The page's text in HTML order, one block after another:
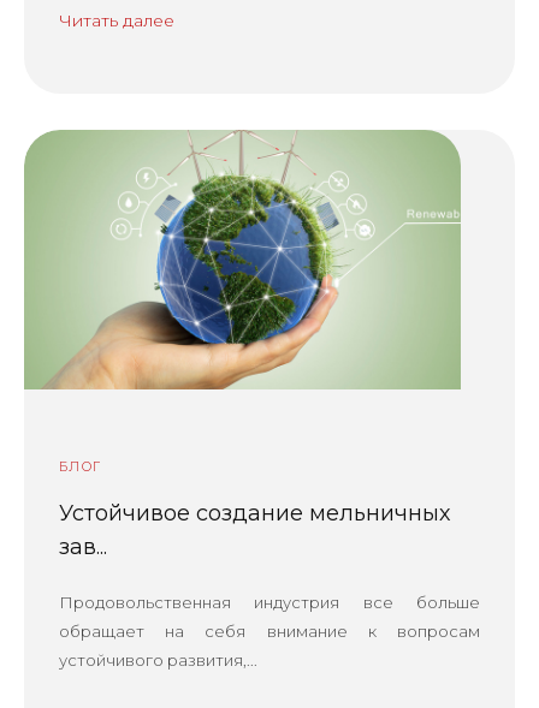
Читать далее
БЛОГ
Устойчивое создание мельничных
зав...
Продовольственная индустрия все больше
обращает на себя внимание к вопросам
устойчивого развития,...